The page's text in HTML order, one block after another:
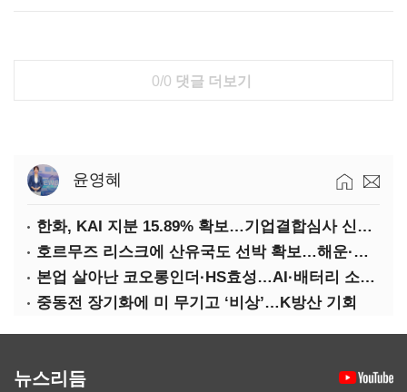
0/0 댓글 더보기
윤영혜
한화, KAI 지분 15.89% 확보…기업결합심사 신청 예정
호르무즈 리스크에 산유국도 선박 확보…해운·조선 ‘기회’
본업 살아난 코오롱인더·HS효성…AI·배터리 소재로 보폭 확대
중동전 장기화에 미 무기고 ‘비상’…K방산 기회
뉴스리듬